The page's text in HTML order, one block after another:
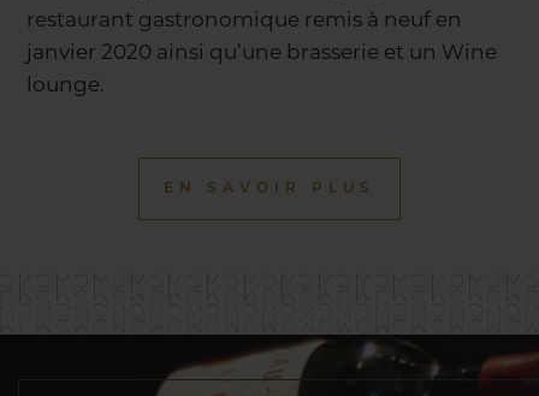
restaurant gastronomique remis à neuf en
janvier 2020 ainsi qu’une brasserie et un Wine
lounge.
EN SAVOIR PLUS